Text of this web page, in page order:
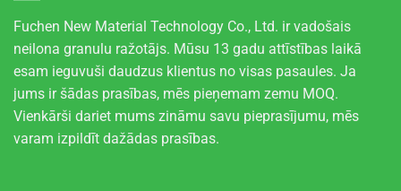
Fuchen New Material Technology Co., Ltd. ir vadošais
neilona granulu ražotājs. Mūsu 13 gadu attīstības laikā
esam ieguvuši daudzus klientus no visas pasaules. Ja
jums ir šādas prasības, mēs pieņemam zemu MOQ.
Vienkārši dariet mums zināmu savu pieprasījumu, mēs
varam izpildīt dažādas prasības.